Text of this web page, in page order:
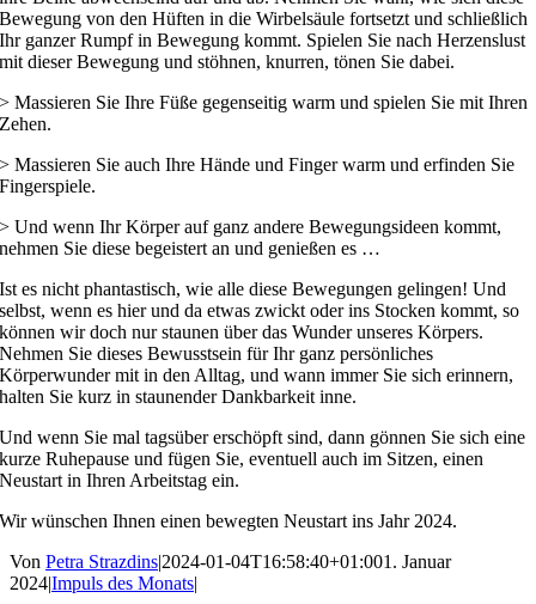
Bewegung von den Hüften in die Wirbelsäule fortsetzt und schließlich
Ihr ganzer Rumpf in Bewegung kommt. Spielen Sie nach Herzenslust
mit dieser Bewegung und stöhnen, knurren, tönen Sie dabei.
> Massieren Sie Ihre Füße gegenseitig warm und spielen Sie mit Ihren
Zehen.
> Massieren Sie auch Ihre Hände und Finger warm und erfinden Sie
Fingerspiele.
> Und wenn Ihr Körper auf ganz andere Bewegungsideen kommt,
nehmen Sie diese begeistert an und genießen es …
Ist es nicht phantastisch, wie alle diese Bewegungen gelingen! Und
selbst, wenn es hier und da etwas zwickt oder ins Stocken kommt, so
können wir doch nur staunen über das Wunder unseres Körpers.
Nehmen Sie dieses Bewusstsein für Ihr ganz persönliches
Körperwunder mit in den Alltag, und wann immer Sie sich erinnern,
halten Sie kurz in staunender Dankbarkeit inne.
Und wenn Sie mal tagsüber erschöpft sind, dann gönnen Sie sich eine
kurze Ruhepause und fügen Sie, eventuell auch im Sitzen, einen
Neustart in Ihren Arbeitstag ein.
Wir wünschen Ihnen einen bewegten Neustart ins Jahr 2024.
Von Petra Strazdins|2024-01-04T16:58:40+01:001. Januar
2024|Impuls des Monats|